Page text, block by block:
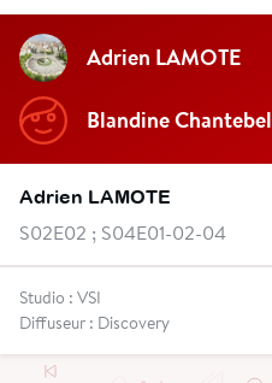
Adrien LAMOTE
Blandine Chantebel
Adrien LAMOTE
S02E02 ; S04E01-02-04
Studio : VSI
Diffuseur : Discovery